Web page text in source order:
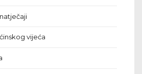
vijeća